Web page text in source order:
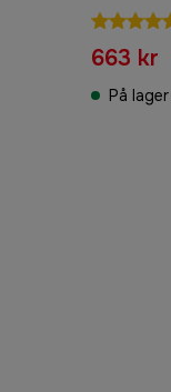
663 kr
På lager